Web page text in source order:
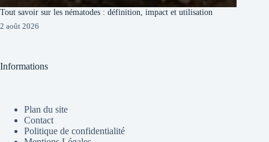
Tout savoir sur les nématodes : définition, impact et utilisation
2 août 2026
Informations
Plan du site
Contact
Politique de confidentialité